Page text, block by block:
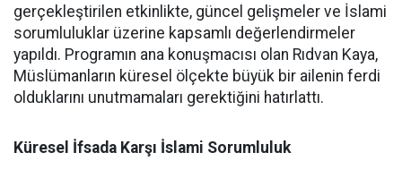
gerçekleştirilen etkinlikte, güncel gelişmeler ve İslami
sorumluluklar üzerine kapsamlı değerlendirmeler
yapıldı. Programın ana konuşmacısı olan Rıdvan Kaya,
Müslümanların küresel ölçekte büyük bir ailenin ferdi
olduklarını unutmamaları gerektiğini hatırlattı.
Küresel İfsada Karşı İslami Sorumluluk